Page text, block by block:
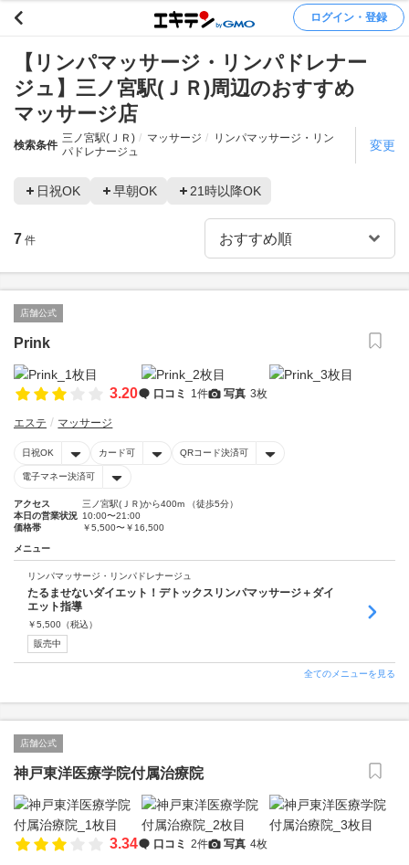
ログイン・登録
【リンパマッサージ・リンパドレナー
ジュ】三ノ宮駅(ＪＲ)周辺のおすすめ
マッサージ店
検索条件
三ノ宮駅(ＪＲ) マッサージ
リンパマッサージ・リン
パドレナージュ
変更
日祝OK 早朝OK 21時以降OK
7 件
店舗公式
Prink
3.20 口コミ 1件 写真 3枚
エステ マッサージ
日祝OK カード可 QRコード決済可
電子マネー決済可
アクセス
三ノ宮駅(ＪＲ)から400m （徒歩5分）
本日の営業状況 10:00〜21:00
価格帯
￥5,500〜￥16,500
メニュー
リンパマッサージ・リンパドレナージュ
たるませないダイエット！デトックスリンパマッサージ＋ダイ
エット指導
￥5,500 （税込）
販売中
全てのメニューを見る
店舗公式
神戸東洋医療学院付属治療院
3.34 口コミ 2件 写真 4枚